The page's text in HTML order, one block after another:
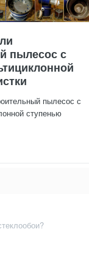
пылесос с
пылесос с
ступенью